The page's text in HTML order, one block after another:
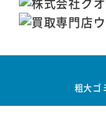
粗大ゴ